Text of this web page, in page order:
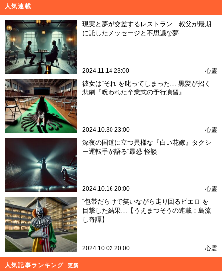
人気連載
現実と夢が交差するレストラン…叔父が最期
に託したメッセージと不思議な夢
2024.11.14 23:00 心霊
彼女は“それ”を叱ってしまった… 黒髪が招く
悲劇『呪われた卒業式の予行演習』
2024.10.30 23:00 心霊
深夜の国道に立つ異様な『白い花嫁』タクシ
ー運転手が語る“最恐”怪談
2024.10.16 20:00 心霊
“包帯だらけで笑いながら走り回るピエロ”を
目撃した結果…【うえまつそうの連載：島流
し奇譚】
2024.10.02 20:00 心霊
人気記事ランキング 更新